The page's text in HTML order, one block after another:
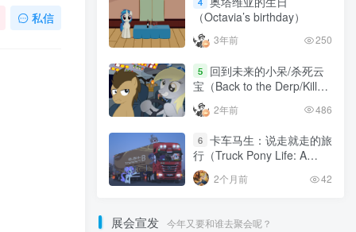
私信
（Octavia’s birthday）
3年前 250
5
回到未来的小呆/杀死云
宝（Back to the Derp/Kill
Dash）
2年前 486
6 卡车马生：说走就走的旅
行（Truck Pony Life: A
Journey at the Turn of a
Key）2个月前 42
展会宣发 今年又要和谁去聚会呢？